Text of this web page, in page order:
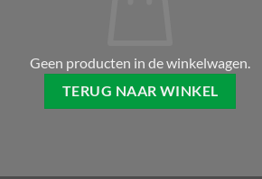
Geen producten in de winkelwagen.
TERUG NAAR WINKEL